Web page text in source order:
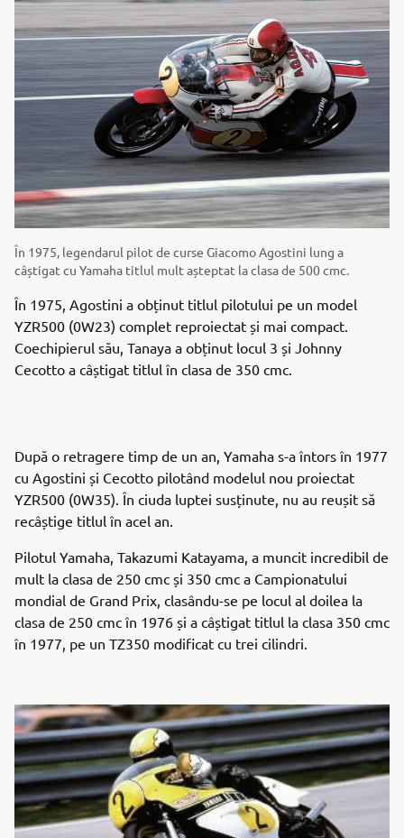
În 1975, legendarul pilot de curse Giacomo Agostini lung a
câștigat cu Yamaha titlul mult așteptat la clasa de 500 cmc.
În 1975, Agostini a obținut titlul pilotului pe un model
YZR500 (0W23) complet reproiectat și mai compact.
Coechipierul său, Tanaya a obținut locul 3 și Johnny
Cecotto a câștigat titlul în clasa de 350 cmc.
După o retragere timp de un an, Yamaha s-a întors în 1977
cu Agostini și Cecotto pilotând modelul nou proiectat
YZR500 (0W35). În ciuda luptei susținute, nu au reușit să
recâștige titlul în acel an.
Pilotul Yamaha, Takazumi Katayama, a muncit incredibil de
mult la clasa de 250 cmc și 350 cmc a Campionatului
mondial de Grand Prix, clasându-se pe locul al doilea la
clasa de 250 cmc în 1976 și a câștigat titlul la clasa 350 cmc
în 1977, pe un TZ350 modificat cu trei cilindri.